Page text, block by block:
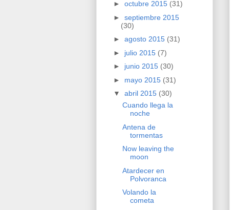
► octubre 2015 (31)
► septiembre 2015
(30)
► agosto 2015 (31)
► julio 2015 (7)
► junio 2015 (30)
► mayo 2015 (31)
▼ abril 2015 (30)
Cuando llega la
noche
Antena de
tormentas
Now leaving the
moon
Atardecer en
Polvoranca
Volando la
cometa